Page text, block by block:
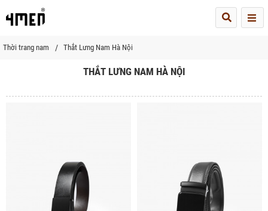
Thời trang nam Thắt Lưng Nam Hà Nội
THẮT LƯNG NAM HÀ NỘI